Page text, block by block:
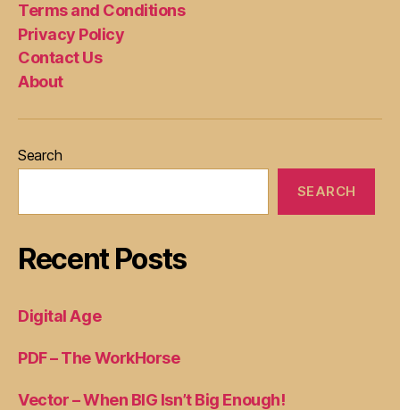
Terms and Conditions
Privacy Policy
Contact Us
About
Search
SEARCH
Recent Posts
Digital Age
PDF – The WorkHorse
Vector – When BIG Isn’t Big Enough!